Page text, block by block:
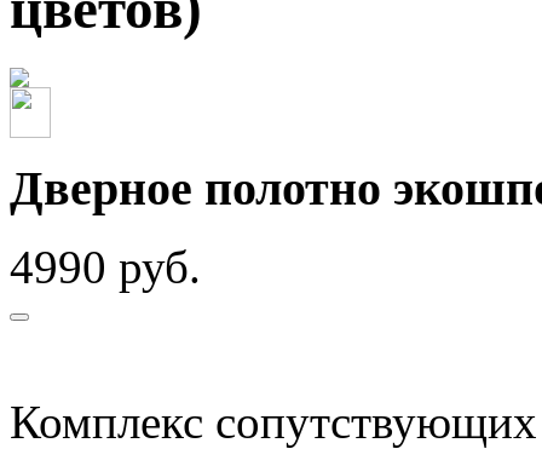
Дверное полотно
4990 руб.
Комплекс сопутствующих